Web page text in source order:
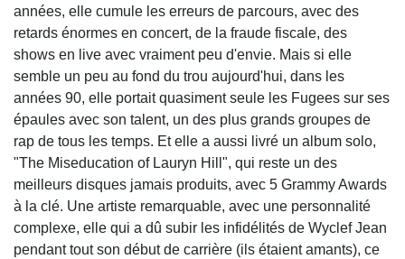
années, elle cumule les erreurs de parcours, avec des
retards énormes en concert, de la fraude fiscale, des
shows en live avec vraiment peu d'envie. Mais si elle
semble un peu au fond du trou aujourd'hui, dans les
années 90, elle portait quasiment seule les Fugees sur ses
épaules avec son talent, un des plus grands groupes de
rap de tous les temps. Et elle a aussi livré un album solo,
"The Miseducation of Lauryn Hill", qui reste un des
meilleurs disques jamais produits, avec 5 Grammy Awards
à la clé. Une artiste remarquable, avec une personnalité
complexe, elle qui a dû subir les infidélités de Wyclef Jean
pendant tout son début de carrière (ils étaient amants), ce